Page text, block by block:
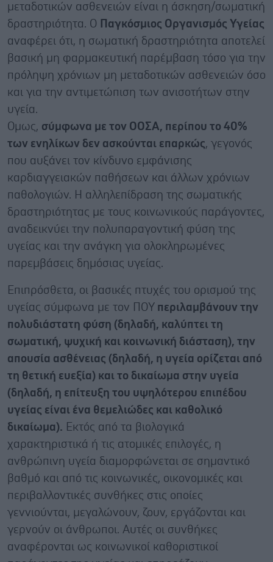
μεταδοτικών ασθενειών είναι η άσκηση/σωματική
δραστηριότητα. Ο Παγκόσμιος Οργανισμός Υγείας
αναφέρει ότι, η σωματική δραστηριότητα αποτελεί
βασική μη φαρμακευτική παρέμβαση τόσο για την
πρόληψη χρόνιων μη μεταδοτικών ασθενειών όσο
και για την αντιμετώπιση των ανισοτήτων στην
υγεία.
Ομως, σύμφωνα με τον ΟΟΣΑ, περίπου το 40%
των ενηλίκων δεν ασκούνται επαρκώς, γεγονός
που αυξάνει τον κίνδυνο εμφάνισης
καρδιαγγειακών παθήσεων και άλλων χρόνιων
παθολογιών. Η αλληλεπίδραση της σωματικής
δραστηριότητας με τους κοινωνικούς παράγοντες,
αναδεικνύει την πολυπαραγοντική φύση της
υγείας και την ανάγκη για ολοκληρωμένες
παρεμβάσεις δημόσιας υγείας.
Επιπρόσθετα, οι βασικές πτυχές του ορισμού της
υγείας σύμφωνα με τον ΠΟΥ περιλαμβάνουν την
πολυδιάστατη φύση (δηλαδή, καλύπτει τη
σωματική, ψυχική και κοινωνική διάσταση), την
απουσία ασθένειας (δηλαδή, η υγεία ορίζεται από
τη θετική ευεξία) και το δικαίωμα στην υγεία
(δηλαδή, η επίτευξη του υψηλότερου επιπέδου
υγείας είναι ένα θεμελιώδες και καθολικό
δικαίωμα). Εκτός από τα βιολογικά
χαρακτηριστικά ή τις ατομικές επιλογές, η
ανθρώπινη υγεία διαμορφώνεται σε σημαντικό
βαθμό και από τις κοινωνικές, οικονομικές και
περιβαλλοντικές συνθήκες στις οποίες
γεννιούνται, μεγαλώνουν, ζουν, εργάζονται και
γερνούν οι άνθρωποι. Αυτές οι συνθήκες
αναφέρονται ως κοινωνικοί καθοριστικοί